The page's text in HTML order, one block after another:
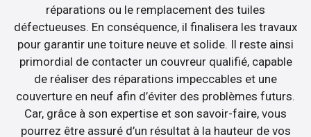
réparations ou le remplacement des tuiles
défectueuses. En conséquence, il finalisera les travaux
pour garantir une toiture neuve et solide. Il reste ainsi
primordial de contacter un couvreur qualifié, capable
de réaliser des réparations impeccables et une
couverture en neuf afin d’éviter des problèmes futurs.
Car, grâce à son expertise et son savoir-faire, vous
pourrez être assuré d’un résultat à la hauteur de vos